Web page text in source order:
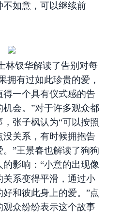
如意，可以继续前
林钗华解读了告别对每
拥有过如此珍贵的爱，
一个具有仪式感的告
会。”对于许多观众都
张子枫认为“可以按照
没关系，有时候拥抱告
”王景春也解读了狗狗
影响：“小意的出现像
系变得平滑，通过小
和彼此身上的爱。”点
众纷纷表示这个故事